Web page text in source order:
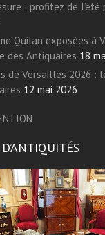
: profitez de l’été
Quilan exposées à
des Antiquaires 18
de Versailles 2026 :
12 mai 2026